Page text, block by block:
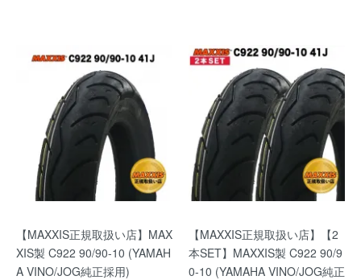
【MAXXIS正規取扱い店】MAX
XIS製 C922 90/90-10 (YAMAH
A VINO/JOG純正採用)
【MAXXIS正規取扱い店】【2
本SET】MAXXIS製 C922 90/9
0-10 (YAMAHA VINO/JOG純正